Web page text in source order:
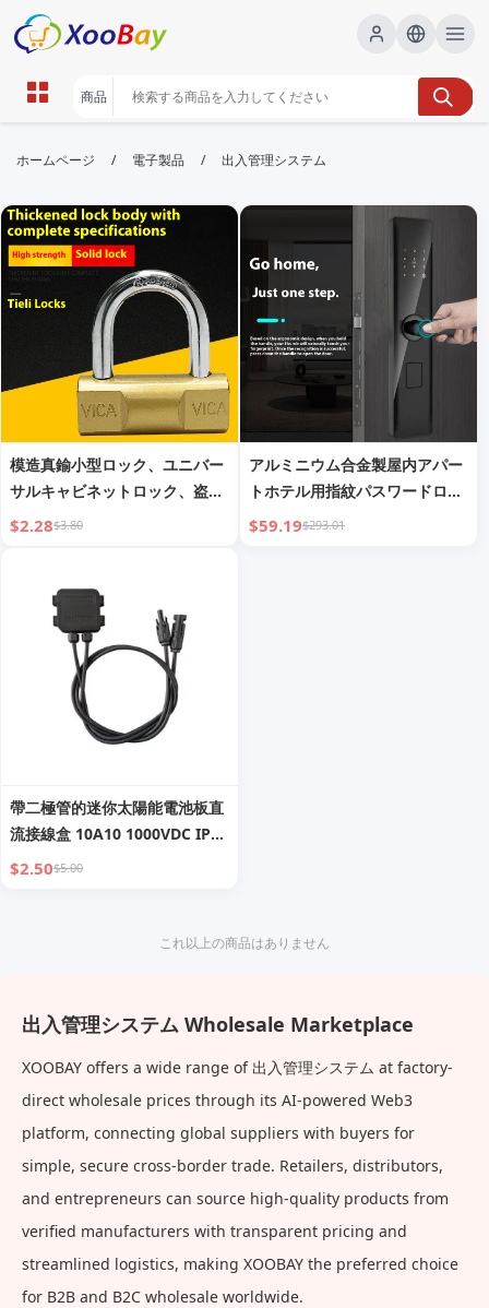
出入管理システム | XOOBAY B2B/B2C
出入管理システム,アクセス制御,セキュリティ,
wholesale 出入管理システム, XOOBAY
高度な出入管理システム総合ソリューション
ホームページ / 電子製品 / 出入管理システム
模造真鍮小型ロック、ユニバー
サルキャビネットロック、盗難
防止南京錠
$2.28$3.80
アルミニウム合金製屋内アパー
トホテル用指紋パスワードロッ
ク
$59.19$293.01
帶二極管的迷你太陽能電池板直
流接線盒 10A10 1000VDC IP65
保護 PV-SC1501B連接器 TUV認
$2.50$5.00
これ以上の商品はありません
出入管理システム Wholesale Marketplace
XOOBAY offers a wide range of 出入管理システム at factory-
direct wholesale prices through its AI-powered Web3
platform, connecting global suppliers with buyers for
simple, secure cross-border trade. Retailers, distributors,
and entrepreneurs can source high-quality products from
verified manufacturers with transparent pricing and
streamlined logistics, making XOOBAY the preferred choice
for B2B and B2C wholesale worldwide.